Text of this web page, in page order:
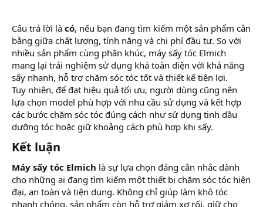
Câu trả lời là có, nếu bạn đang tìm kiếm một sản phẩm cân
bằng giữa chất lượng, tính năng và chi phí đầu tư. So với
nhiều sản phẩm cùng phân khúc, máy sấy tóc Elmich
mang lại trải nghiệm sử dụng khá toàn diện với khả năng
sấy nhanh, hỗ trợ chăm sóc tóc tốt và thiết kế tiện lợi.
Tuy nhiên, để đạt hiệu quả tối ưu, người dùng cũng nên
lựa chọn model phù hợp với nhu cầu sử dụng và kết hợp
các bước chăm sóc tóc đúng cách như sử dụng tinh dầu
dưỡng tóc hoặc giữ khoảng cách phù hợp khi sấy.
Kết luận​
Máy sấy tóc Elmich là sự lựa chọn đáng cân nhắc dành
cho những ai đang tìm kiếm một thiết bị chăm sóc tóc hiện
đại, an toàn và tiện dụng. Không chỉ giúp làm khô tóc
nhanh chóng, sản phẩm còn hỗ trợ giảm xơ rối, giữ cho